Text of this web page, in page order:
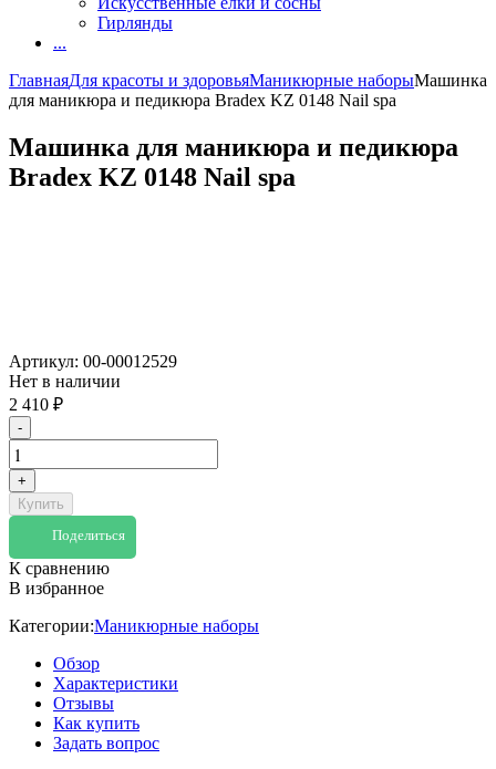
Гирлянды
...
ГлавнаяДля красоты и здоровьяМаникюрные наборыМашинка
для маникюра и педикюра Bradex KZ 0148 Nail spa
Машинка для маникюра и педикюра
Bradex KZ 0148 Nail spa
Артикул: 00-00012529
Нет в наличии
2 410 ₽
-
+
Купить
Поделиться
К сравнению
В избранное
Категории:Маникюрные наборы
Обзор
Характеристики
Отзывы
Как купить
Задать вопрос